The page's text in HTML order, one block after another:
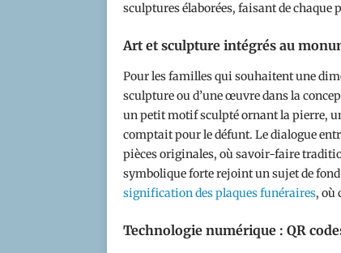
sculptures élaborées, faisant de
Art et sculpture intégrés au
Pour les familles qui souhaitent une
sculpture ou d’une œuvre dans la
un petit motif sculpté ornant la pierre,
comptait pour le défunt. Le dialogue
pièces originales, où savoir-faire
symbolique forte rejoint un sujet de
signification des plaques funéraires, où
Technologie numérique : QR